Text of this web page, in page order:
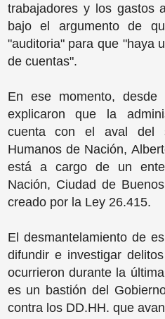
trabajadores y los gastos
bajo el argumento de
"auditoria" para que "haya
de cuentas".
En ese momento,
explicaron que la
cuenta con el aval del
Humanos de Nación,
está a cargo de un
Nación, Ciudad de
creado por la Ley 26.415.
El desmantelamiento de
difundir e investigar
ocurrieron durante la
es un bastión del
contra los DD.HH. que